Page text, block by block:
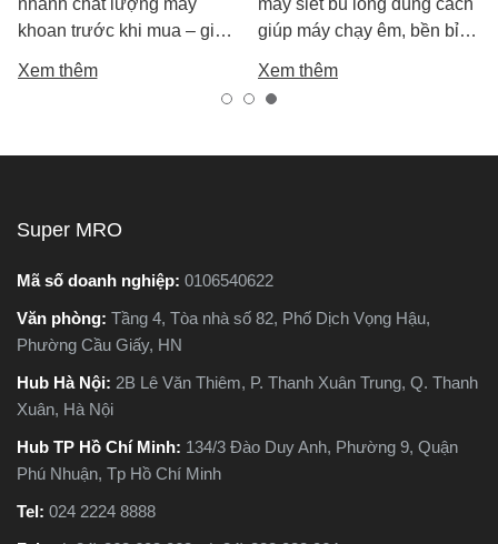
nhanh chất lượng máy
khoan trước khi mua – giúp
tốt, bền, hoạt động ổn định,
Xem thêm
máy siết bu lông đúng cách
giúp máy chạy êm, bền bỉ
biến khiến máy nhanh hỏng
và kém hiệu suất.
Xem thêm
Super MRO
Mã số doanh nghiệp: 0106540622
Văn phòng: Tầng 4, Tòa nhà số 82, Phố Dịch Vọng Hậu,
Phường Cầu Giấy, HN
Hub Hà Nội: 2B Lê Văn Thiêm, P. Thanh Xuân Trung, Q. Thanh
Xuân, Hà Nội
Hub TP Hồ Chí Minh: 134/3 Đào Duy Anh, Phường 9, Quận
Phú Nhuận, Tp Hồ Chí Minh
Tel: 024 2224 8888